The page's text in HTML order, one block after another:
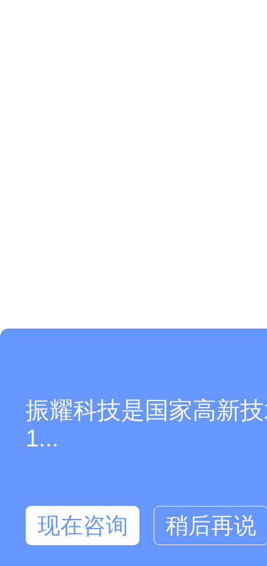
振耀科技是国家高新
1...
现在咨询 稍后再说